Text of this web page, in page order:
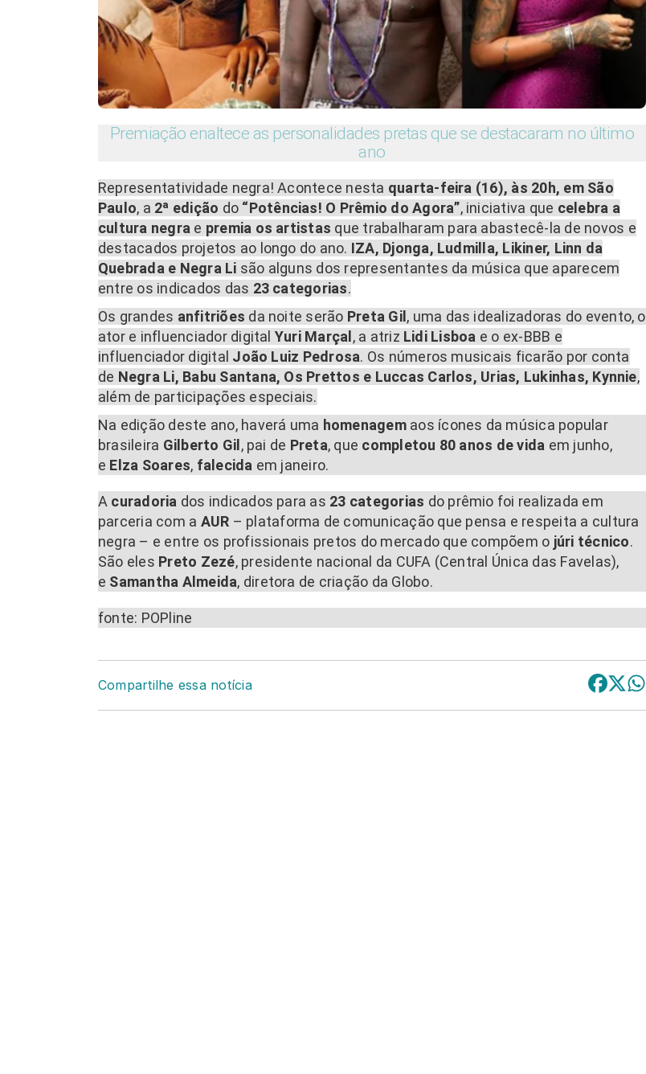
Premiação enaltece as personalidades pretas que se destacaram no último
ano
Representatividade negra! Acontece nesta quarta-feira (16), às 20h, em São
Paulo, a 2ª edição do “Potências! O Prêmio do Agora”, iniciativa que celebra a
cultura negra e premia os artistas que trabalharam para abastecê-la de novos e
destacados projetos ao longo do ano. IZA, Djonga, Ludmilla, Likiner, Linn da
Quebrada e Negra Li são alguns dos representantes da música que aparecem
entre os indicados das 23 categorias.
Os grandes anfitriões da noite serão Preta Gil, uma das idealizadoras do evento, o
ator e influenciador digital Yuri Marçal, a atriz Lidi Lisboa e o ex-BBB e
influenciador digital João Luiz Pedrosa. Os números musicais ficarão por conta
de Negra Li, Babu Santana, Os Prettos e Luccas Carlos, Urias, Lukinhas, Kynnie,
além de participações especiais.
Na edição deste ano, haverá uma homenagemaos ícones da música popular
brasileira Gilberto Gil, pai de Preta, que completou 80 anos de vida em junho,
e Elza Soares, falecida em janeiro.
A curadoria dos indicados para as 23 categorias do prêmio foi realizada em
parceria com a AUR – plataforma de comunicação que pensa e respeita a cultura
negra – e entre os profissionais pretos do mercado que compõem o júri técnico.
São eles Preto Zezé, presidente nacional da CUFA (Central Única das Favelas),
e Samantha Almeida, diretora de criação da Globo.
fonte: POPline
Compartilhe essa notícia